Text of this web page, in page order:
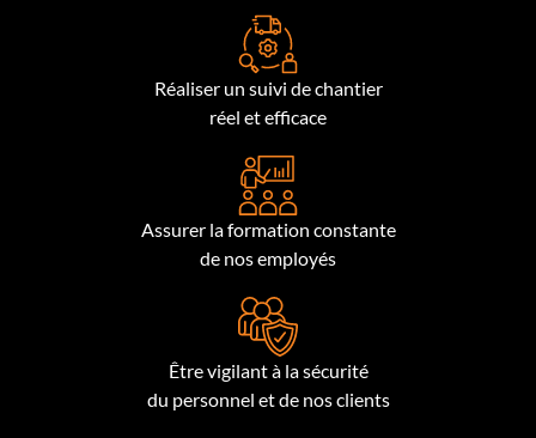
Réaliser un suivi de chantier
réel et efficace
Assurer la formation constante
de nos employés
Être vigilant à la sécurité
du personnel et de nos clients